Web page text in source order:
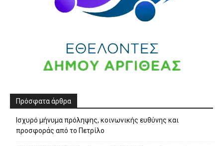
Πρόσφατα άρθρα
Ισχυρό μήνυμα πρόληψης, κοινωνικής ευθύνης και
προσφοράς από το Πετρίλο